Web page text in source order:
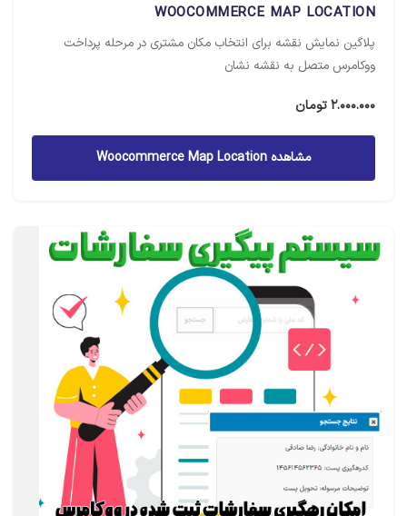
WOOCOMMERCE MAP LOCATION
پلاگین نمایش نقشه برای انتخاب مکان مشتری در مرحله پرداخت
ووکامرس متصل به نقشه نشان
2.000.000تومان
مشاهده Woocommerce Map Location